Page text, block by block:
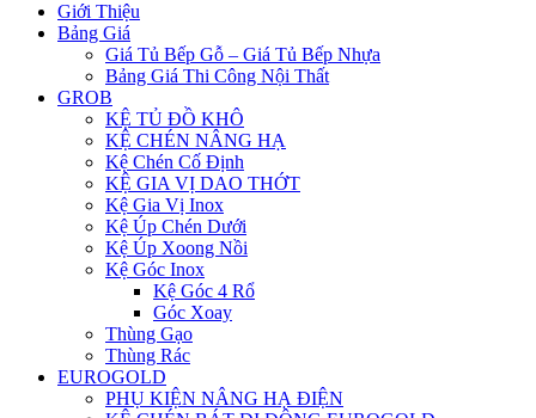
Giới Thiệu
Bảng Giá
Giá Tủ Bếp Gỗ – Giá Tủ Bếp Nhựa
Bảng Giá Thi Công Nội Thất
GROB
KỆ TỦ ĐỒ KHÔ
KỆ CHÉN NÂNG HẠ
Kệ Chén Cố Định
KỆ GIA VỊ DAO THỚT
Kệ Gia Vị Inox
Kệ Úp Chén Dưới
Kệ Úp Xoong Nồi
Kệ Góc Inox
Kệ Góc 4 Rổ
Góc Xoay
Thùng Gạo
Thùng Rác
EUROGOLD
PHỤ KIỆN NÂNG HẠ ĐIỆN